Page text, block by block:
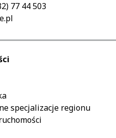
77 44 503
specjalizacje regionu